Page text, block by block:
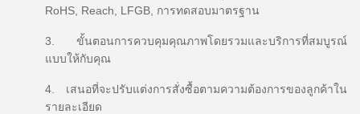
RoHS, Reach, LFGB, การทดสอบมาตรฐาน
3. ขั้นตอนการควบคุมคุณภาพโดยรวมและบริการที่สมบูรณ์
แบบให้กับคุณ
4. เสนอที่จะปรับแต่งการสั่งซื้อตามความต้องการของลูกค้าใน
รายละเอียด